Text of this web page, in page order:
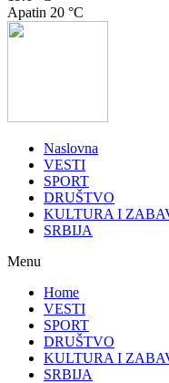
Apatin 20 °C
Naslovna
VESTI
SPORT
DRUŠTVO
KULTURA I
SRBIJA
Menu
Home
VESTI
SPORT
DRUŠTVO
KULTURA I
SRBIJA